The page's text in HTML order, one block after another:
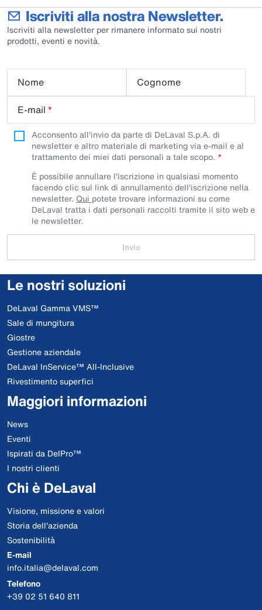
Iscriviti alla nostra Newsletter.
Iscriviti alla newsletter per rimanere informato sui nostri
prodotti, eventi e novità.
Nome
Cognome
E-mail *
Acconsento all'invio da parte di DeLaval S.p.A. di
newsletter e altro materiale di marketing via e-mail e al
trattamento dei miei dati personali a tale scopo.
È possibile annullare l'iscrizione in qualsiasi momento
facendo clic sul link di annullamento dell'iscrizione nella
newsletter. Qui potete trovare informazioni su come
DeLaval tratta i dati personali raccolti tramite il sito web e
le newsletter.
Invio
Le nostri soluzioni
DeLaval Gamma VMS™
Sale di mungitura
Giostre
Gestione aziendale
DeLaval InService™ All-Inclusive
Rivestimento superfici
Maggiori informazioni
News
Eventi
Ispirati da DelPro™
I nostri clienti
Chi è DeLaval
Visione, missione e valori
Storia dell'azienda
Sostenibilità
E-mail
info.italia@delaval.com
Telefono
+39 02 51 640 811